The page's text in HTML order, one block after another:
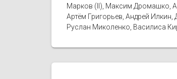
Марков (II), Максим Дромашко,
Артём Григорьев, Андрей
Руслан Миколенко, Василиса